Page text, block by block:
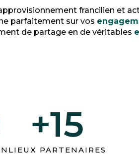
francilien et
parfaitement sur vos
de partage en de véritables
+15
LIEUX PARTENAIRES